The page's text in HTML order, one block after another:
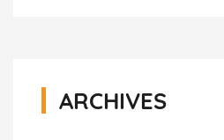
ARCHIVES